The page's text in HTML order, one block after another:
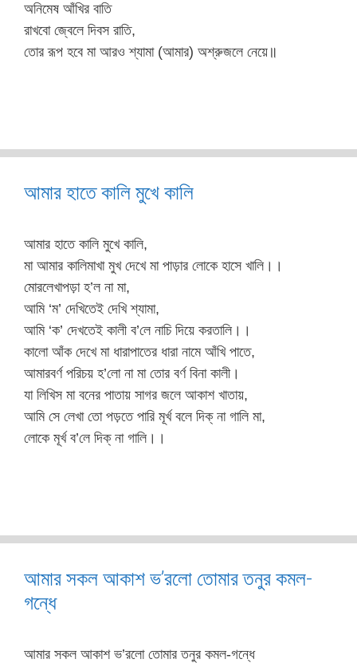
অনিমেষ আঁখির বাতি
রাখবো জ্বেলে দিবস রাতি,
তোর রূপ হবে মা আরও শ্যামা (আমার) অশ্রুজলে নেয়ে॥
আমার হাতে কালি মুখে কালি
আমার হাতে কালি মুখে কালি,
মা আমার কালিমাখা মুখ দেখে মা পাড়ার লোকে হাসে খালি।।
মোরলেখাপড়া হ’ল না মা,
আমি ‘ম’ দেখিতেই দেখি শ্যামা,
আমি ‘ক’ দেখতেই কালী ব’লে নাচি দিয়ে করতালি।।
কালো আঁক দেখে মা ধারাপাতের ধারা নামে আঁখি পাতে,
আমারবর্ণ পরিচয় হ’লো না মা তোর বর্ণ বিনা কালী।
যা লিখিস মা বনের পাতায় সাগর জলে আকাশ খাতায়,
আমি সে লেখা তো পড়তে পারি মূর্খ বলে দিক্‌ না গালি মা,
লোকে মূর্খ ব’লে দিক্‌ না গালি।।
আমার সকল আকাশ ভ’রলো তোমার তনুর কমল-
গন্ধে
আমার সকল আকাশ ভ’রলো তোমার তনুর কমল-গন্ধে